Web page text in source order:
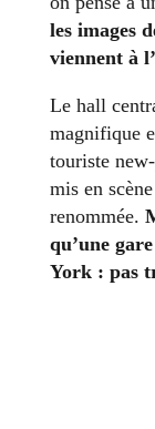
les images
viennent à
Le hall
magnifique
touriste
mis en
renommée.
qu’une
York : pas